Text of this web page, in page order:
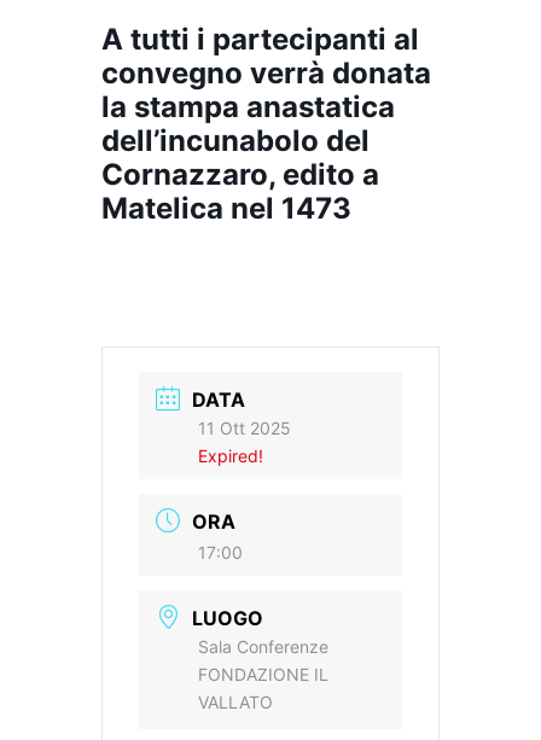
A tutti i partecipanti al
convegno verrà donata
la stampa anastatica
dell’incunabolo del
Cornazzaro, edito a
Matelica nel 1473
DATA
11 Ott 2025
Expired!
ORA
17:00
LUOGO
Sala Conferenze
FONDAZIONE IL
VALLATO